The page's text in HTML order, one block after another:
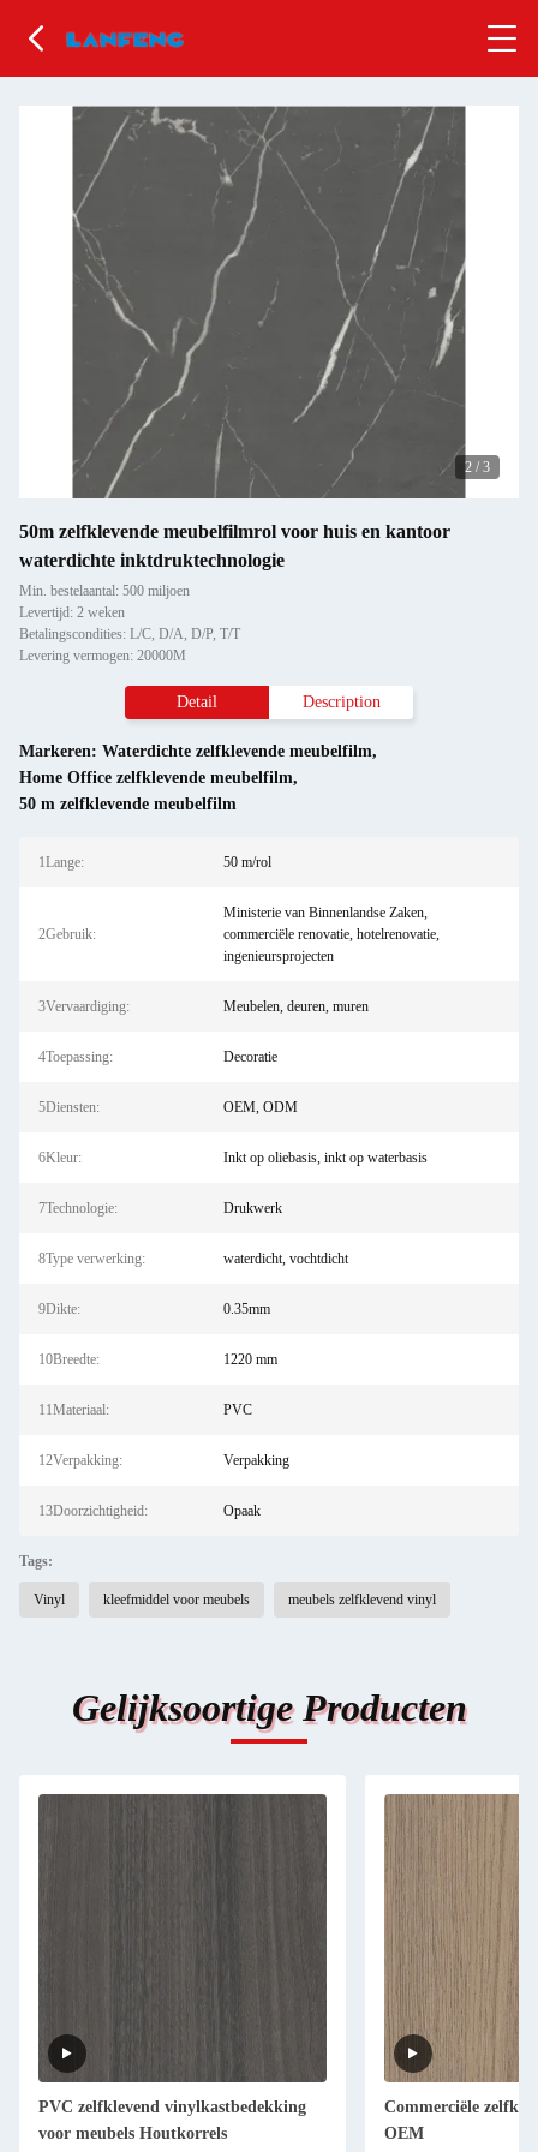
2 / 3
50m zelfklevende meubelfilmrol voor huis en kantoor
waterdichte inktdruktechnologie
Min. bestelaantal: 500 miljoen
Levertijd: 2 weken
Betalingscondities: L/C, D/A, D/P, T/T
Levering vermogen: 20000M
Detail Description
Markeren: Waterdichte zelfklevende meubelfilm,
Home Office zelfklevende meubelfilm,
50 m zelfklevende meubelfilm
1Lange: 50 m/rol
2Gebruik:
Ministerie van Binnenlandse Zaken,
commerciële renovatie, hotelrenovatie,
ingenieursprojecten
3Vervaardiging: Meubelen, deuren, muren
4Toepassing: Decoratie
5Diensten: OEM, ODM
6Kleur: Inkt op oliebasis, inkt op waterbasis
7Technologie: Drukwerk
8Type verwerking: waterdicht, vochtdicht
9Dikte: 0.35mm
10Breedte: 1220 mm
11Materiaal: PVC
12Verpakking: Verpakking
13Doorzichtigheid: Opaak
Tags:
Vinyl kleefmiddel voor meubels meubels zelfklevend vinyl
Gelijksoortige Producten
PVC zelfklevend vinylkastbedekking
voor meubels Houtkorrels
Commerciële
OEM